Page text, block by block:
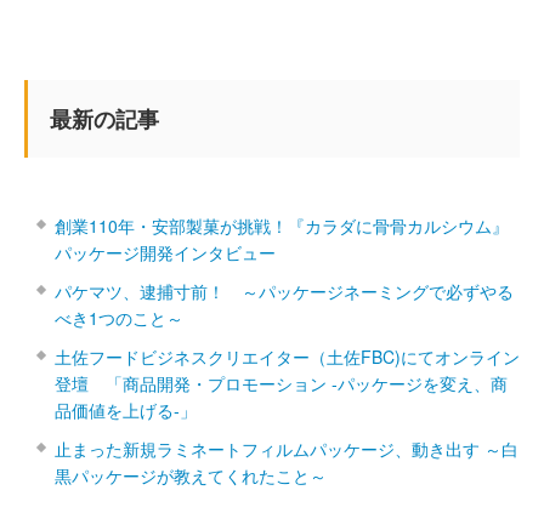
最新の記事
創業110年・安部製菓が挑戦！『カラダに骨骨カルシウム』
パッケージ開発インタビュー
パケマツ、逮捕寸前！ ～パッケージネーミングで必ずやる
べき1つのこと～
土佐フードビジネスクリエイター（土佐FBC)にてオンライン
登壇 「商品開発・プロモーション ‐パッケージを変え、商
品価値を上げる‐」
止まった新規ラミネートフィルムパッケージ、動き出す ～白
黒パッケージが教えてくれたこと～